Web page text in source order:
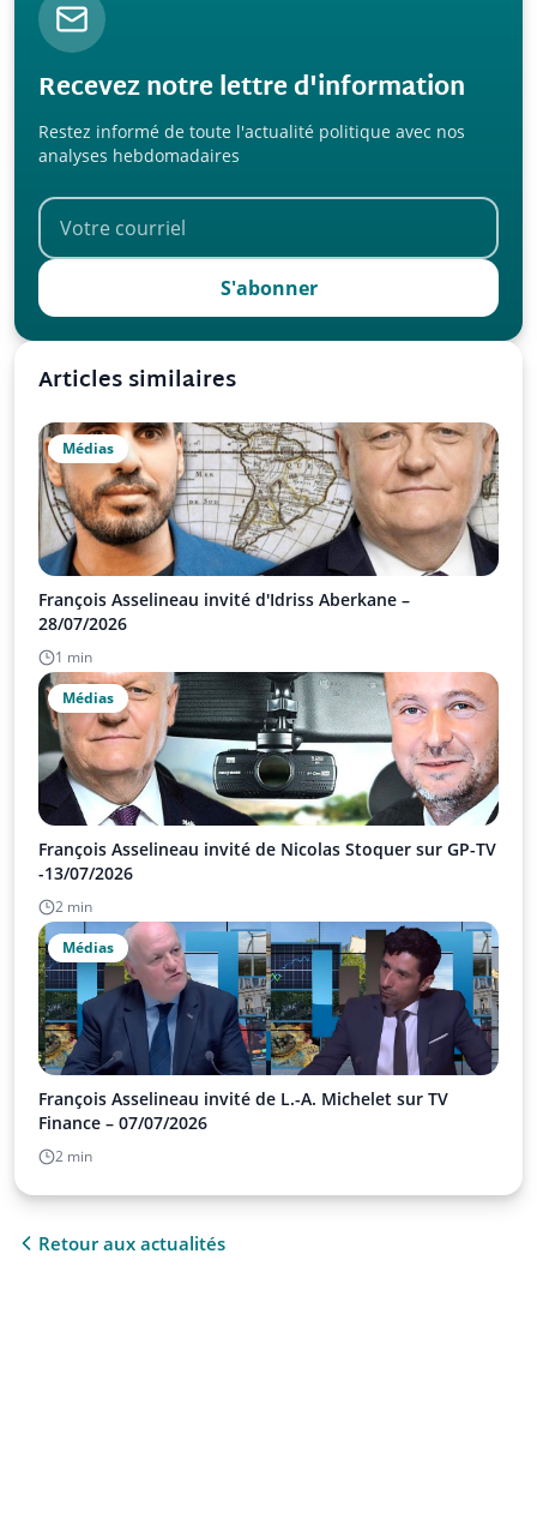
Recevez notre lettre d'information
Restez informé de toute l'actualité politique avec nos
analyses hebdomadaires
S'abonner
Articles similaires
Médias
François Asselineau invité d'Idriss Aberkane –
28/07/2026
1 min
Médias
François Asselineau invité de Nicolas Stoquer sur GP-TV
-13/07/2026
2 min
Médias
François Asselineau invité de L.-A. Michelet sur TV
Finance – 07/07/2026
2 min
Retour aux actualités